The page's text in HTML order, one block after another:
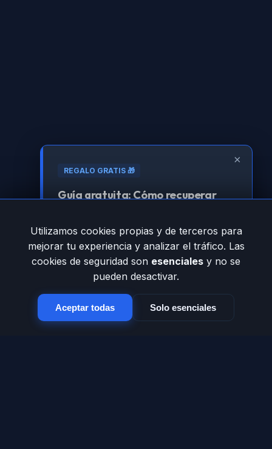
×
REGALO GRATIS 🎁
Guía gratuita: Cómo recuperar
Aprende la estrategia técnica para que
Google vuelva a amar tu sitio.
Registrarme para obtenerla
Utilizamos cookies propias y de terceros para
mejorar tu experiencia y analizar el tráfico. Las
cookies de seguridad son esenciales y no se
pueden desactivar.
Aceptar todas Solo esenciales